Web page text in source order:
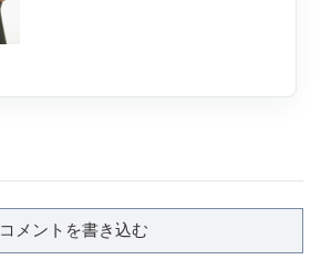
コメントを書き込む